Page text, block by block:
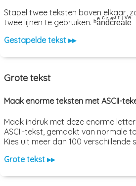
Stapel twee teksten boven elkaar,
twee lijnen te gebruiken. ᵇaͤnͨdͬcͤrͣeͭaͥtͮeͤ
Gestapelde tekst ▸▸
Grote tekst
Maak enorme teksten met ASCII-
Maak indruk met deze enorme
ASCII-tekst, gemaakt van normale
Kies uit meer dan 100 verschillende
Grote tekst ▸▸